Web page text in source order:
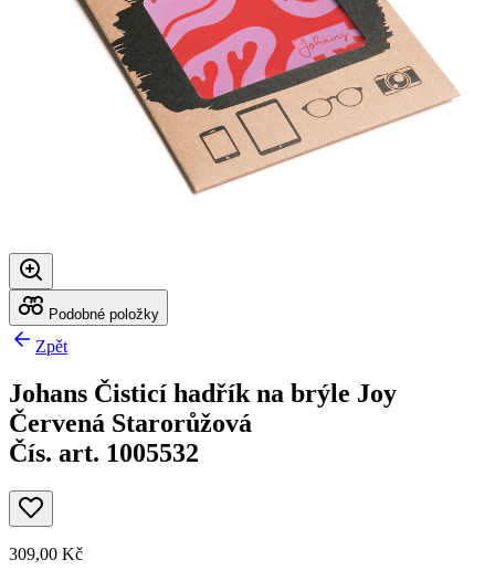
Podobné položky
Zpět
Johans Čisticí hadřík na brýle Joy
Červená Starorůžová
Čís. art. 1005532
309,00 Kč